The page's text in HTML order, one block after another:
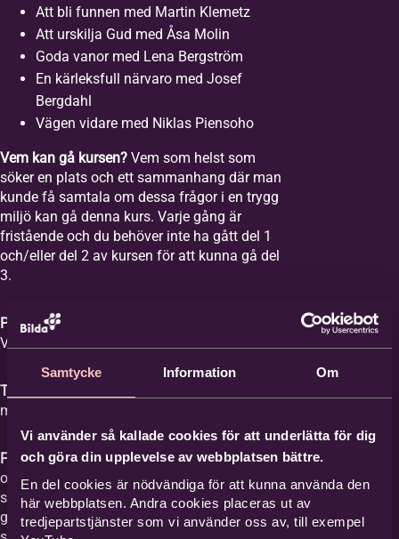
Samtycke Information Om
Vi använder så kallade cookies för att underlätta för dig
och göra din upplevelse av webbplatsen bättre.
En del cookies är nödvändiga för att kunna använda den
här webbplatsen. Andra cookies placeras ut av
tredjepartstjänster som vi använder oss av, till exempel
Att bli funnen med Martin Klemetz
Att urskilja Gud med Åsa Molin
Goda vanor med Lena Bergström
En kärleksfull närvaro med Josef
Bergdahl
Vägen vidare med Niklas Piensoho
Vem kan gå kursen? Vem som helst som
söker en plats och ett sammanhang där man
kunde få samtala om dessa frågor i en trygg
miljö kan gå denna kurs. Varje gång är
fristående och du behöver inte ha gått del 1
och/eller del 2 av kursen för att kunna gå del
3.
Plats:Equmeniakyrkan Vikingstad,
Våghusgatan 1
Tid:
med start tisdagen den 1 september 2026.
Film med samtal:Varje gång har ett ämne
och vi tittar på en film med ett förinspelat
samtal mellan Britta Hermansson och en
gäst där deras erfarenheter och berättelser